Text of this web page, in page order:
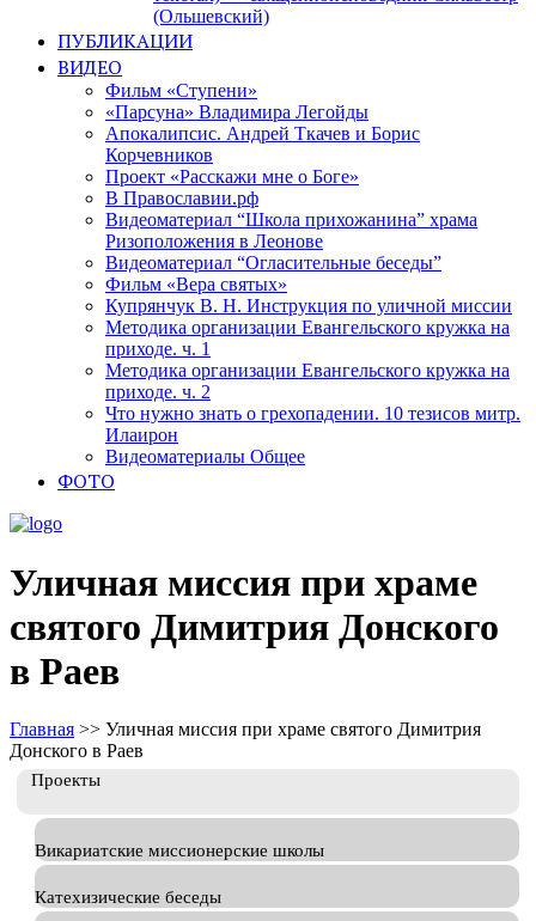
(Ольшевский)
ПУБЛИКАЦИИ
ВИДЕО
Фильм «Ступени»
«Парсуна» Владимира Легойды
Апокалипсис. Андрей Ткачев и Борис
Корчевников
Проект «Расскажи мне о Боге»
В Православии.рф
Видеоматериал “Школа прихожанина” храма
Ризоположения в Леонове
Видеоматериал “Огласительные беседы”
Фильм «Вера святых»
Купрянчук В. Н. Инструкция по уличной миссии
Методика организации Евангельского кружка на
приходе. ч. 1
Методика организации Евангельского кружка на
приходе. ч. 2
Что нужно знать о грехопадении. 10 тезисов митр.
Илаирон
Видеоматериалы Общее
ФОТО
Уличная миссия при храме
святого Димитрия Донского
в Раев
Главная >> Уличная миссия при храме святого Димитрия
Донского в Раев
Проекты
Викариатские миссионерские школы
Катехизические беседы